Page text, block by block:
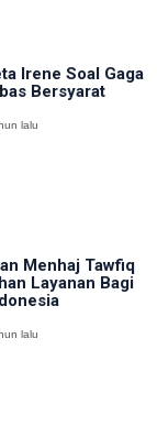
Irene Soal Gaga
Bersyarat
lalu
Menhaj Tawfiq
Layanan Bagi
lalu